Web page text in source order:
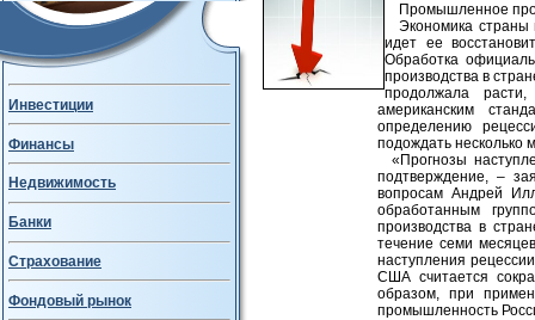
Инвестиции
Финансы
Недвижимость
Банки
Страхование
Фондовый рынок
Промышленное
Экономика
идет ее
Обработка
производства в
продолжала
американским
определению
подождать несколько
«Прогнозы
подтверждение, –
вопросам Андрей
обработанным
производства в
течение семи
наступления
США считается
образом, при
промышленность